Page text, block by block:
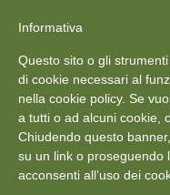
+39 011 18867102
Aceper
Vedi: Protezione dei
Informativa
Questo sito o gli
di cookie necessari al
nella cookie policy. Se
a tutti o ad alcuni cookie,
Chiudendo questo
su un link o proseguendo
acconsenti all’uso dei